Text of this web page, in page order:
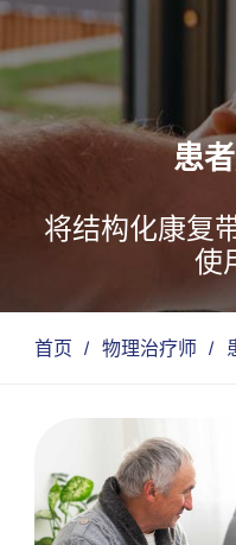
患
将结构化康复
使
首页 / 物理治疗师 /